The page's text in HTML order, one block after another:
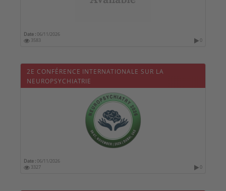
Date :06/11/2026
3583
0
2E CONFÉRENCE INTERNATIONALE SUR LA
NEUROPSYCHIATRIE
Date :06/11/2026
3327
0